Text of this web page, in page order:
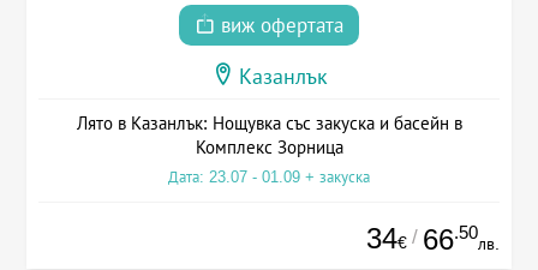
виж офертата
Казанлък
Лято в Казанлък: Нощувка със закуска и басейн в
Комплекс Зорница
Дата: 23.07 - 01.09 + закуска
34€ / 66.50
лв.